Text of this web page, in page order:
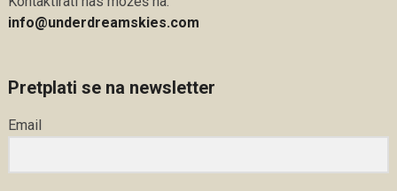
info@underdreamskies.com
Pretplati se na newsletter
Email